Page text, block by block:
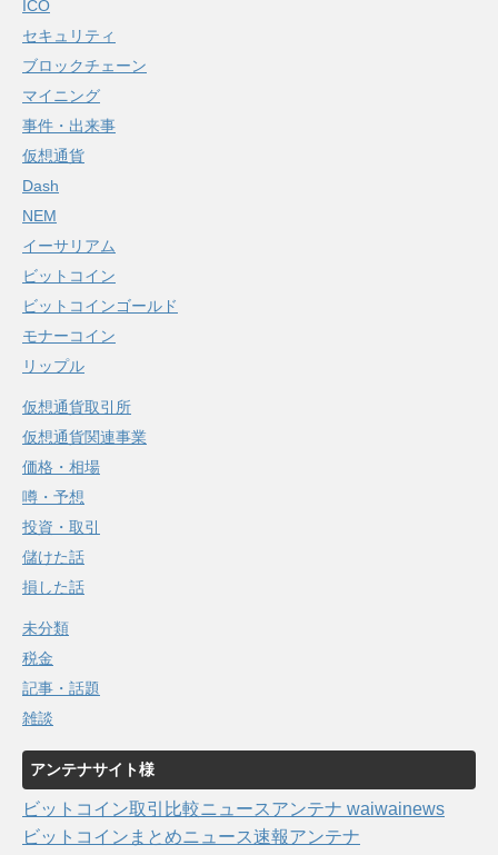
ICO
セキュリティ
ブロックチェーン
マイニング
事件・出来事
仮想通貨
Dash
NEM
イーサリアム
ビットコイン
ビットコインゴールド
モナーコイン
リップル
仮想通貨取引所
仮想通貨関連事業
価格・相場
噂・予想
投資・取引
儲けた話
損した話
未分類
税金
記事・話題
雑談
アンテナサイト様
ビットコイン取引比較ニュースアンテナ waiwainews
ビットコインまとめニュース速報アンテナ